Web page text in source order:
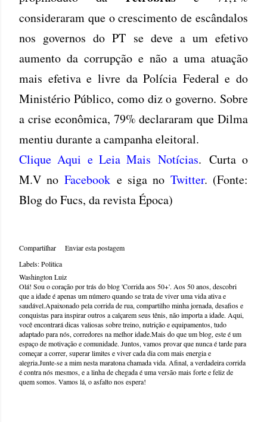
consideraram que o crescimento de escândalos
nos governos do PT se deve a um efetivo
aumento da corrupção e não a uma atuação
mais efetiva e livre da Polícia Federal e do
Ministério Público, como diz o governo. Sobre
a crise econômica, 79% declararam que Dilma
mentiu durante a campanha eleitoral.
Clique Aqui e Leia Mais Notícias. Curta o
M.V no Facebook e siga no Twitter. (Fonte:
Blog do Fucs, da revista Época)
Compartilhar
Enviar esta postagem
Labels:Politica
Washington Luiz
Olá! Sou o coração por trás do blog 'Corrida aos 50+'. Aos 50 anos, descobri
que a idade é apenas um número quando se trata de viver uma vida ativa e
saudável.Apaixonado pela corrida de rua, compartilho minha jornada, desafios e
conquistas para inspirar outros a calçarem seus tênis, não importa a idade. Aqui,
você encontrará dicas valiosas sobre treino, nutrição e equipamentos, tudo
adaptado para nós, corredores na melhor idade.Mais do que um blog, este é um
espaço de motivação e comunidade. Juntos, vamos provar que nunca é tarde para
começar a correr, superar limites e viver cada dia com mais energia e
alegria.Junte-se a mim nesta maratona chamada vida. Afinal, a verdadeira corrida
é contra nós mesmos, e a linha de chegada é uma versão mais forte e feliz de
quem somos. Vamos lá, o asfalto nos espera!